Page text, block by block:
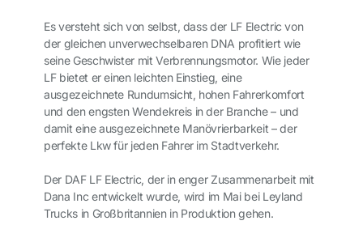
Es versteht sich von selbst, dass der LF Electric von
der gleichen unverwechselbaren DNA profitiert wie
seine Geschwister mit Verbrennungsmotor. Wie jeder
LF bietet er einen leichten Einstieg, eine
ausgezeichnete Rundumsicht, hohen Fahrerkomfort
und den engsten Wendekreis in der Branche – und
damit eine ausgezeichnete Manövrierbarkeit – der
perfekte Lkw für jeden Fahrer im Stadtverkehr.
Der DAF LF Electric, der in enger Zusammenarbeit mit
Dana Inc entwickelt wurde, wird im Mai bei Leyland
Trucks in Großbritannien in Produktion gehen.